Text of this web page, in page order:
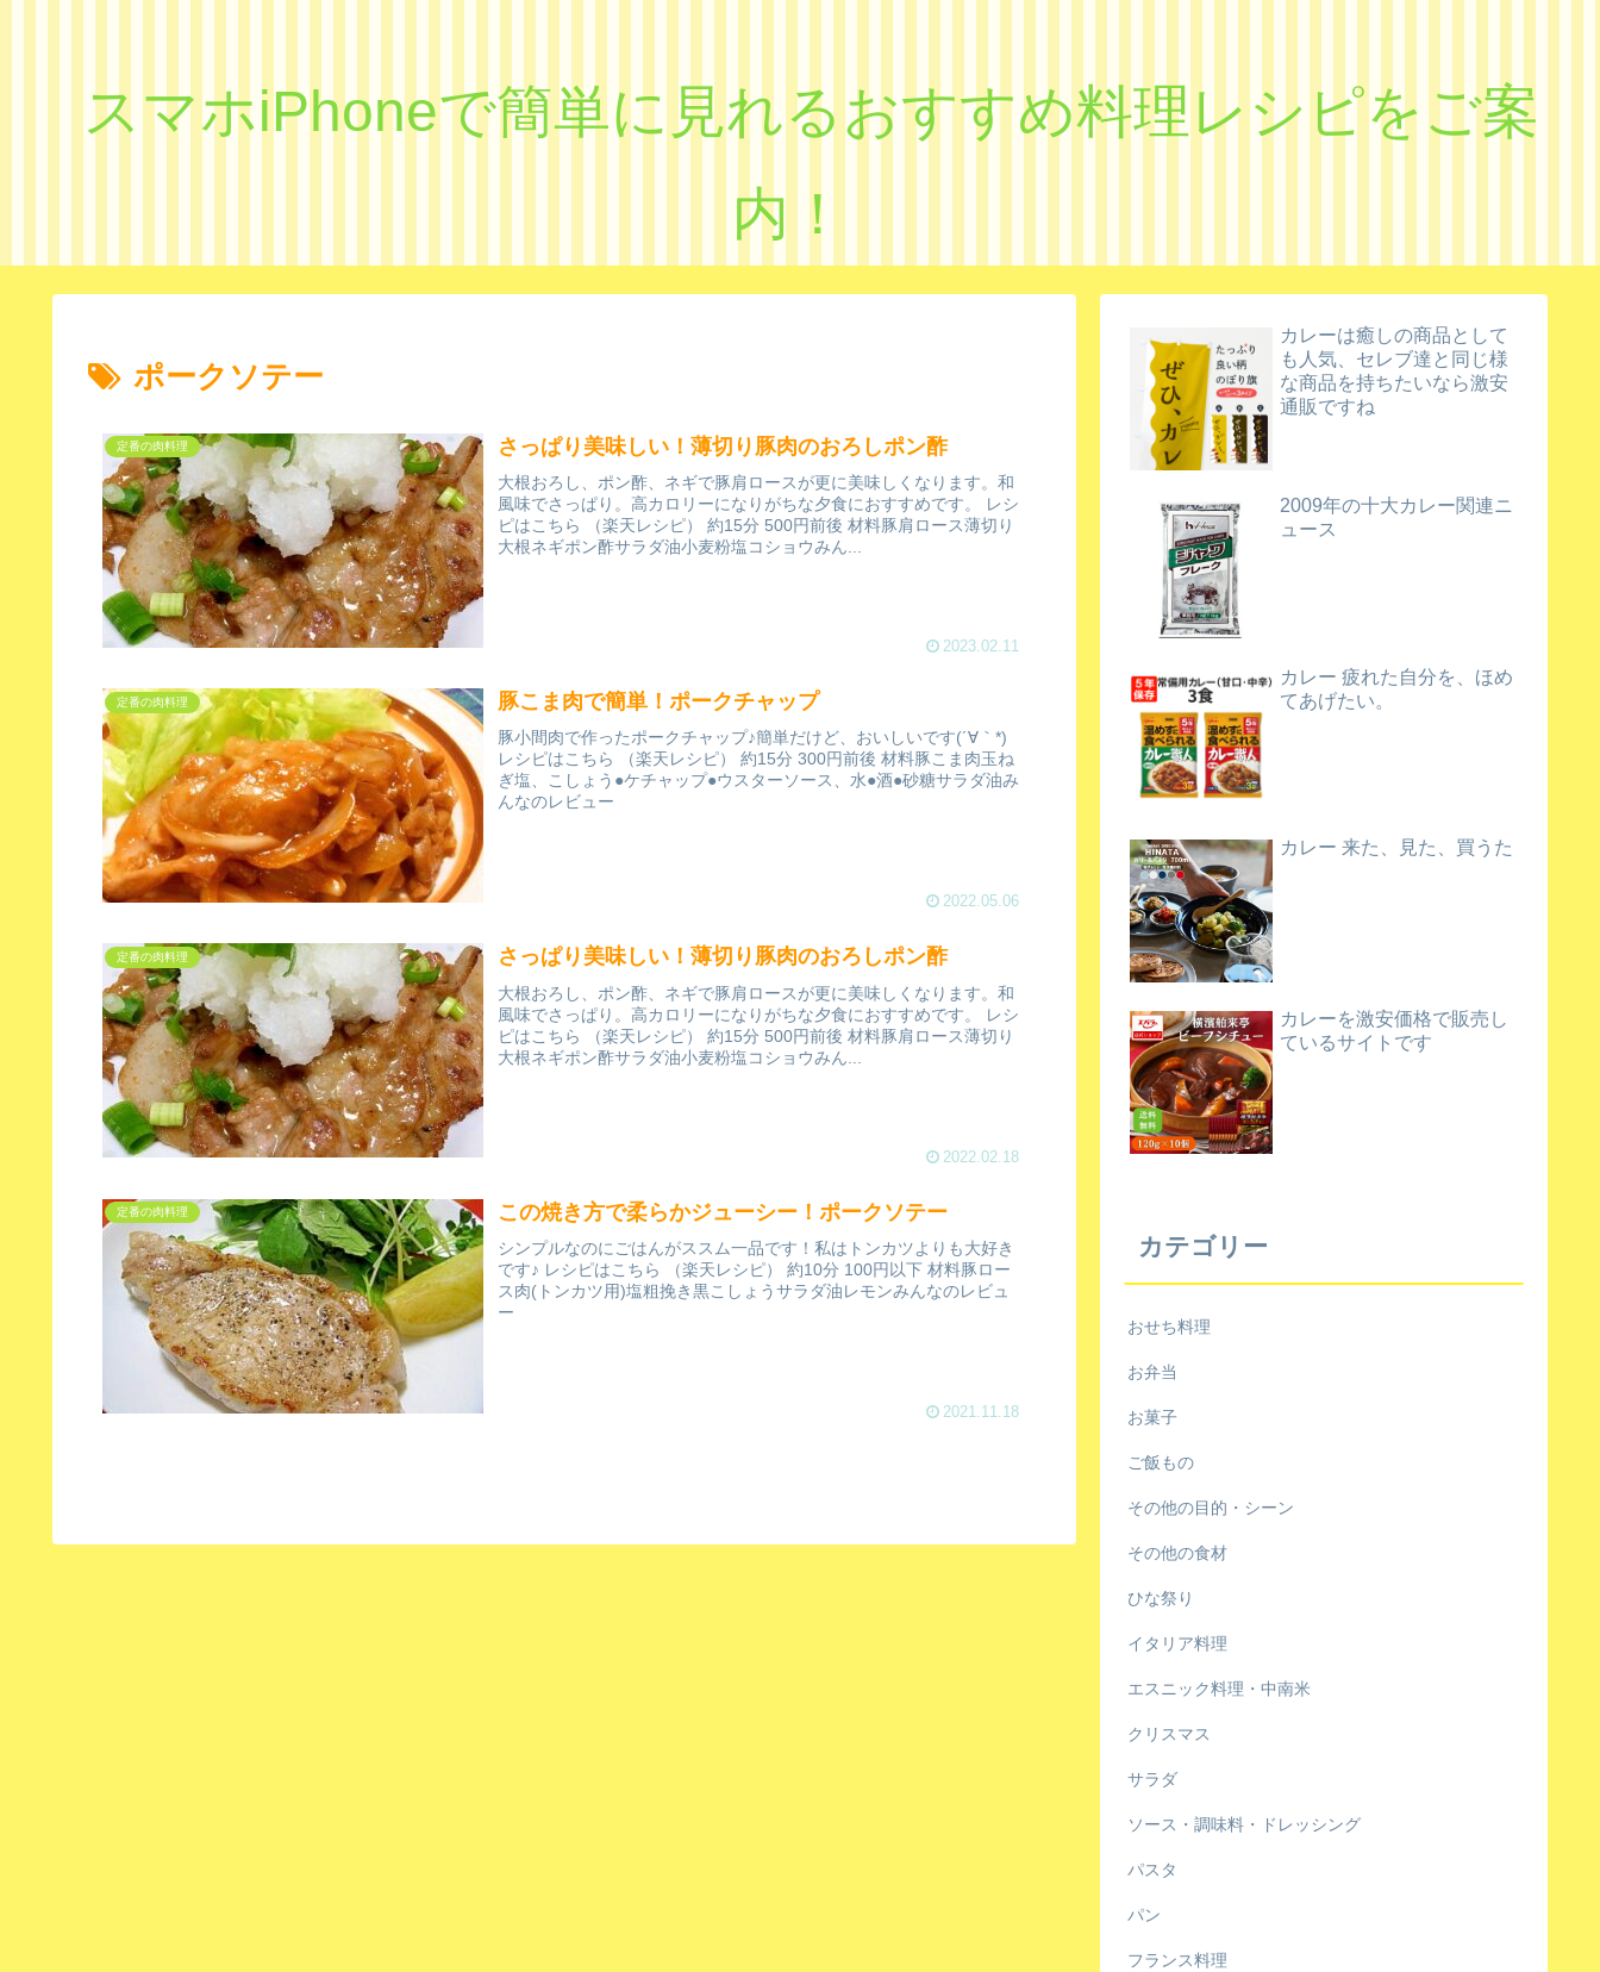
スマホiPhoneで簡単に見れるおすすめ料理レシピをご案
内！
ポークソテー
定番の肉料理 さっぱり美味しい！薄切り豚肉のおろしポン酢
大根おろし、ポン酢、ネギで豚肩ロースが更に美味しくなります。和
風味でさっぱり。高カロリーになりがちな夕食におすすめです。 レシ
ピはこちら （楽天レシピ） 約15分 500円前後 材料豚肩ロース薄切り
大根ネギポン酢サラダ油小麦粉塩コショウみん...
2023.02.11
定番の肉料理 豚こま肉で簡単！ポークチャップ
豚小間肉で作ったポークチャップ♪簡単だけど、おいしいです(´∀｀*)
レシピはこちら （楽天レシピ） 約15分 300円前後 材料豚こま肉玉ね
ぎ塩、こしょう●ケチャップ●ウスターソース、水●酒●砂糖サラダ油み
んなのレビュー
2022.05.06
定番の肉料理 さっぱり美味しい！薄切り豚肉のおろしポン酢
大根おろし、ポン酢、ネギで豚肩ロースが更に美味しくなります。和
風味でさっぱり。高カロリーになりがちな夕食におすすめです。 レシ
ピはこちら （楽天レシピ） 約15分 500円前後 材料豚肩ロース薄切り
大根ネギポン酢サラダ油小麦粉塩コショウみん...
2022.02.18
定番の肉料理 この焼き方で柔らかジューシー！ポークソテー
シンプルなのにごはんがススム一品です！私はトンカツよりも大好き
です♪ レシピはこちら （楽天レシピ） 約10分 100円以下 材料豚ロー
ス肉(トンカツ用)塩粗挽き黒こしょうサラダ油レモンみんなのレビュ
ー
2021.11.18
カレーは癒しの商品として
も人気、セレブ達と同じ様
な商品を持ちたいなら激安
通販ですね
2009年の十大カレー関連ニ
ュース
カレー 疲れた自分を、ほめ
てあげたい。
カレー 来た、見た、買うた
カレーを激安価格で販売し
ているサイトです
カテゴリー
おせち料理
お弁当
お菓子
ご飯もの
その他の目的・シーン
その他の食材
ひな祭り
イタリア料理
エスニック料理・中南米
クリスマス
サラダ
ソース・調味料・ドレッシング
パスタ
パン
フランス料理